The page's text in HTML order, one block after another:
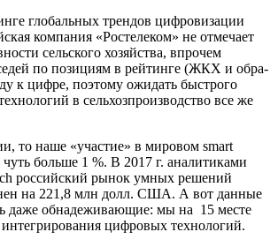
гло­баль­ных трен­дов циф­ро­ви­за­ции
ком­па­ния «Росте­ле­ком» не отме­ча­ет
сель­ско­го хозяй­ства, впро­чем
по пози­ци­ям в рей­тин­ге (ЖКХ и обра­
к циф­ре, поэто­му ожи­дать быст­ро­го
в сель­хоз­про­из­вод­ство все же
то наше «уча­стие» в миро­вом smart
чуть боль­ше 1 %. В 2017 г. ана­ли­ти­ка­ми
рос­сий­ский рынок умных реше­ний
на 221,8 млн долл. США. А вот дан­ные
даже обна­де­жи­ва­ю­щие: мы на 15 месте
циф­ро­вых технологий.